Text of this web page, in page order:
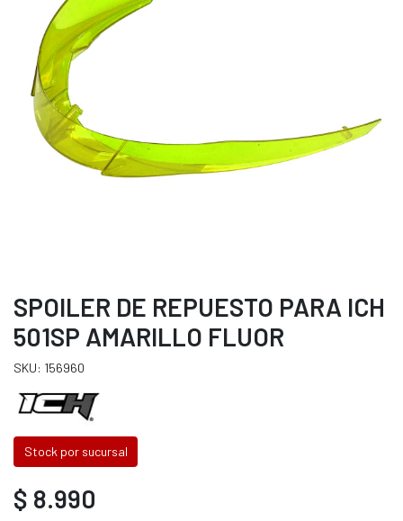
SPOILER DE REPUESTO PARA ICH
501SP AMARILLO FLUOR
SKU: 156960
Stock por sucursal
$ 8.990